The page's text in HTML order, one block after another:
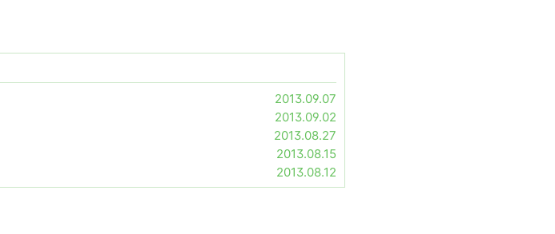
2013.09.07
2013.09.02
2013.08.27
2013.08.15
2013.08.12